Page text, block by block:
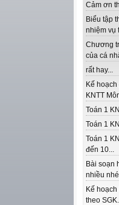
Cảm ơn
Biểu tập
nhiệm vụ
Chương
của cá
rất hay...
Kế
KNTT
Toán 1
Toán 1
Toán 1
đến 10...
Bài soạn
nhiều
Kế
theo